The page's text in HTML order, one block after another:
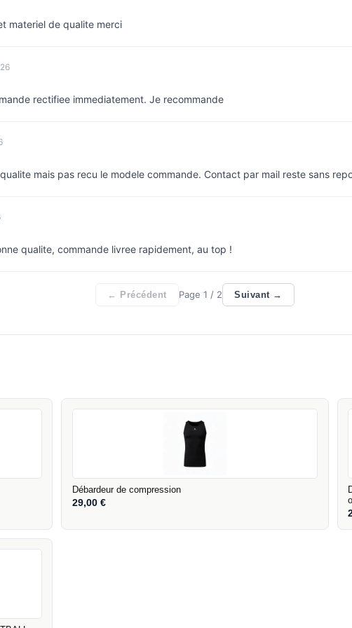
materiel de qualite merci
rectifiee immediatement. Je recommande
mais pas recu le modele commande. Contact par mail reste sans
qualite, commande livree rapidement, au top !
← Précédent Page1 / 2 Suivant →
Débardeur de compression
29,00 €